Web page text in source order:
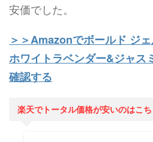
安価でした。
＞＞Amazonでボールド ジ
ホワイトラベンダー&ジャス
確認する
楽天でトータル価格が安いのはこ